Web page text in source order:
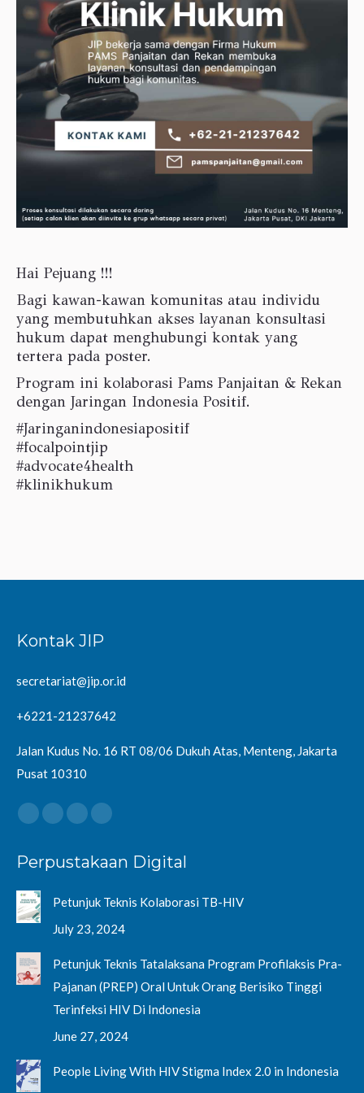
Hai Pejuang !!!
Bagi kawan-kawan komunitas atau individu
yang membutuhkan akses layanan konsultasi
hukum dapat menghubungi kontak yang
tertera pada poster.
Program ini kolaborasi Pams Panjaitan & Rekan
dengan Jaringan Indonesia Positif.
#Jaringanindonesiapositif
#focalpointjip
#advocate4health
#klinikhukum
Kontak JIP
secretariat@jip.or.id
+6221-21237642
Jalan Kudus No. 16 RT 08/06 Dukuh Atas, Menteng, Jakarta
Pusat 10310
Find us on:
Facebook
opens
new
window
Twitter
opens
new
window
YouTube
opens
new
window
Instagram
opens
new
window
Perpustakaan Digital
Petunjuk Teknis Kolaborasi TB-HIV
July 23, 2024
Petunjuk Teknis Tatalaksana Program Profilaksis Pra-
Pajanan (PREP) Oral Untuk Orang Berisiko Tinggi
Terinfeksi HIV Di Indonesia
June 27, 2024
People Living With HIV Stigma Index 2.0 in Indonesia